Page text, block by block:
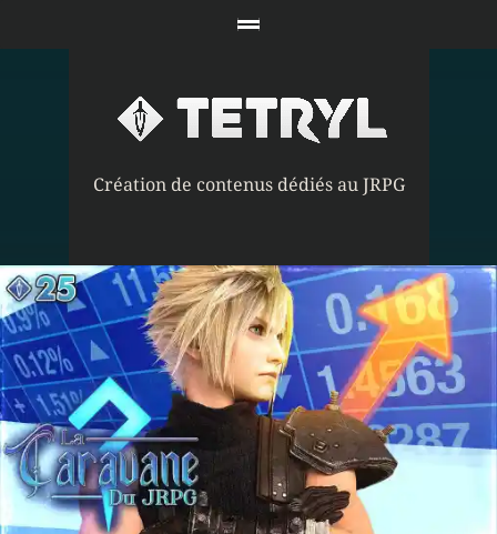
Création de contenus dédiés au JRPG